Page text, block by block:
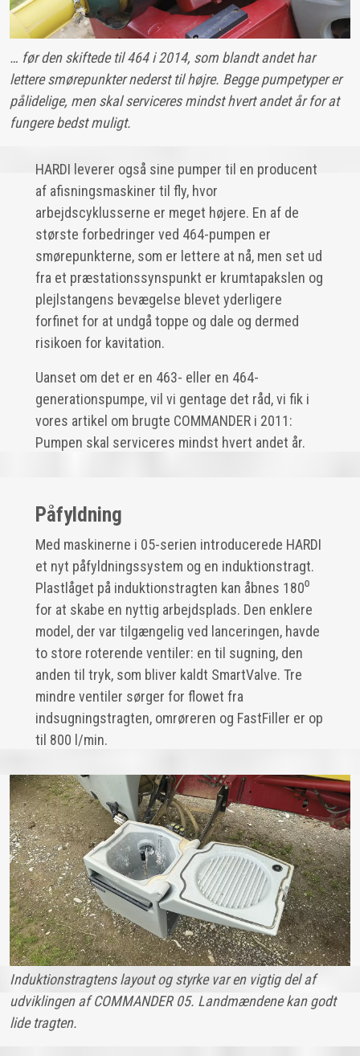
… før den skiftede til 464 i 2014, som blandt andet har
lettere smørepunkter nederst til højre. Begge pumpetyper er
pålidelige, men skal serviceres mindst hvert andet år for at
fungere bedst muligt.
HARDI leverer også sine pumper til en producent
af afisningsmaskiner til fly, hvor
arbejdscyklusserne er meget højere. En af de
største forbedringer ved 464-pumpen er
smørepunkterne, som er lettere at nå, men set ud
fra et præstationssynspunkt er krumtapakslen og
plejlstangens bevægelse blevet yderligere
forfinet for at undgå toppe og dale og dermed
risikoen for kavitation.
Uanset om det er en 463- eller en 464-
generationspumpe, vil vi gentage det råd, vi fik i
vores artikel om brugte COMMANDER i 2011:
Pumpen skal serviceres mindst hvert andet år.
Påfyldning
Med maskinerne i 05-serien introducerede HARDI
et nyt påfyldningssystem og en induktionstragt.
Plastlåget på induktionstragten kan åbnes 180⁰
for at skabe en nyttig arbejdsplads. Den enklere
model, der var tilgængelig ved lanceringen, havde
to store roterende ventiler: en til sugning, den
anden til tryk, som bliver kaldt SmartValve. Tre
mindre ventiler sørger for flowet fra
indsugningstragten, omrøreren og FastFiller er op
til 800 l/min.
Induktionstragtens layout og styrke var en vigtig del af
udviklingen af COMMANDER 05. Landmændene kan godt
lide tragten.